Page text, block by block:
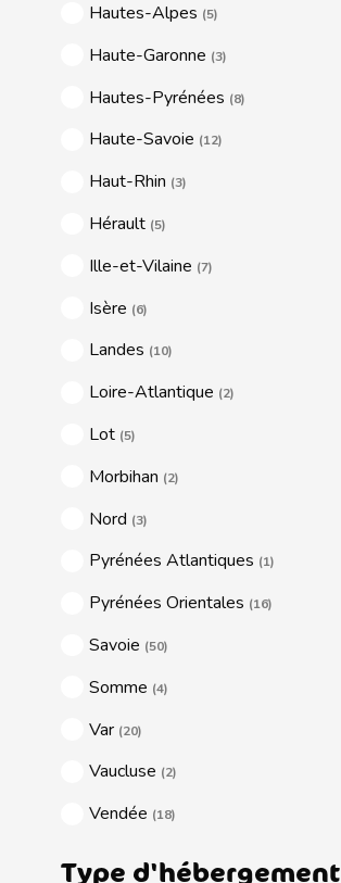
Hautes-Alpes (5)
Haute-Garonne (3)
Hautes-Pyrénées (8)
Haute-Savoie (12)
Haut-Rhin (3)
Hérault (5)
Ille-et-Vilaine (7)
Isère (6)
Landes (10)
Loire-Atlantique (2)
Lot (5)
Morbihan (2)
Nord (3)
Pyrénées Atlantiques (1)
Pyrénées Orientales (16)
Savoie (50)
Somme (4)
Var (20)
Vaucluse (2)
Vendée (18)
Type d'hébergement